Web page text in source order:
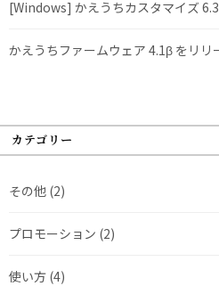
[Windows] かえうちカスタマイズ
かえうちファームウェア 4.1β をリリ
カテゴリー
その他 (2)
プロモーション (2)
使い方 (4)